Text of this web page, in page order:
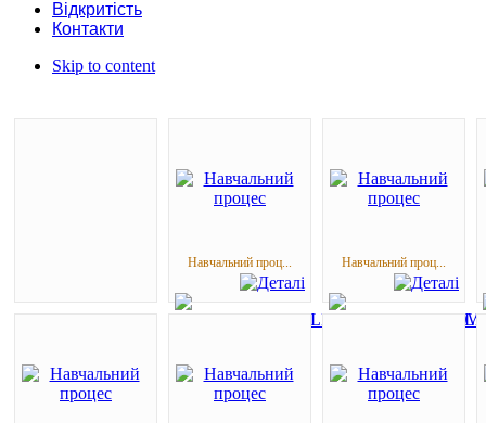
Відкритість
Контакти
Skip to content
Навчальний проц... Навчальний проц...